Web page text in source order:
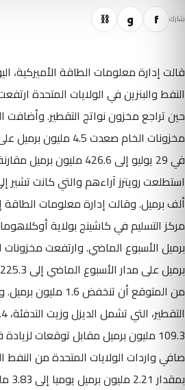
شارك f و ⛓
قالت إدارة معلومات الطاقة الأميركية،
النفط والبنزين في الولايات المتحدة
حين تراجع مخزون نواتج التقطير. وأضافت
مخزونات الخام صعدت 4.5
في 29 يوليو إلى 426.6
ألف برميل. وقالت إدارة معلومات
من المتوقع أن تنخفض
109.3 مليون برميل مقابل توقعات
صافي واردات الولايات المتحدة من النفط
بمقدار 2.21 مليون برميل يوميا إلى 3.83 مليون برميل يوميا.